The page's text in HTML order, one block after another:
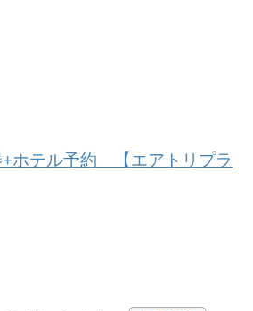
+ホテル予約 【エアトリプラ